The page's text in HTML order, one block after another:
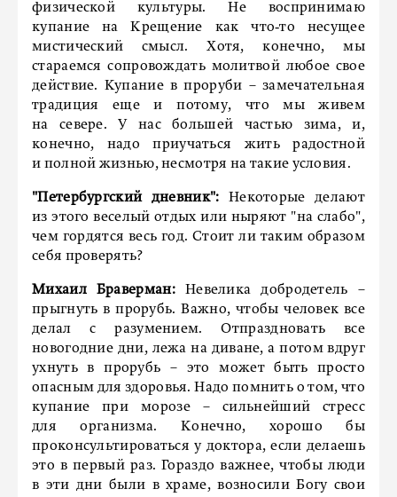
физической культуры. Не воспринимаю
купание на Крещение как что‑то несущее
мистичес­кий смысл. Хотя, конечно, мы
стараемся сопровождать молитвой любое свое
действие. Купание в проруби – замечательная
традиция еще и потому, что мы живем
на севере. У нас большей частью зима, и,
конечно, надо приучаться жить радостной
и полной жизнью, несмотря на такие условия.
"Петербургский дневник": Некоторые делают
из этого веселый отдых или ныряют "на слабо",
чем гордятся весь год. Стоит ли таким образом
себя проверять?
Михаил Браверман:Невелика добродетель –
прыгнуть в прорубь. Важно, чтобы человек все
делал с разумением. Отпраздновать все
новогодние дни, лежа на диване, а потом вдруг
ухнуть в прорубь – это может быть просто
опасным для здоровья. Надо помнить о том, что
купание при морозе – сильнейший стресс
для организма. Конечно, хорошо бы
проконсультироваться у доктора, если делаешь
это в первый раз. Гораздо важнее, чтобы люди
в эти дни были в храме, возносили Богу свои